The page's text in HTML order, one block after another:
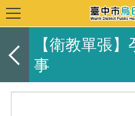
【衛教單張
事